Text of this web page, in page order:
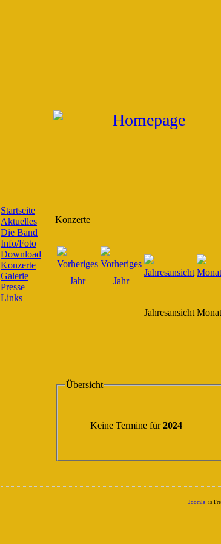
Startseite
Aktuelles
Die Band
Info/Foto
Download
Konzerte
Galerie
Presse
Links
Konzerte
Jahresansicht
Übersicht
Keine Termine für2024
Joomla! is